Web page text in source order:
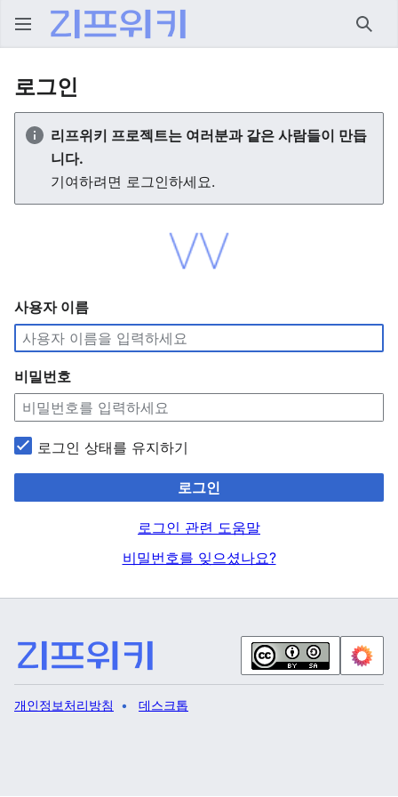
검색
로그인
리프위키 프로젝트는 여러분과 같은 사람들이 만듭
니다.
기여하려면 로그인하세요.
사용자 이름
비밀번호
로그인 상태를 유지하기
로그인
로그인 관련 도움말
비밀번호를 잊으셨나요?
개인정보처리방침 데스크톱